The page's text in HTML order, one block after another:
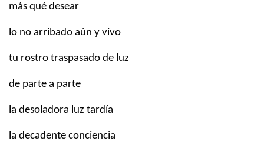
más qué desear
lo no arribado aún y vivo
tu rostro traspasado de luz
de parte a parte
la desoladora luz tardía
la decadente conciencia